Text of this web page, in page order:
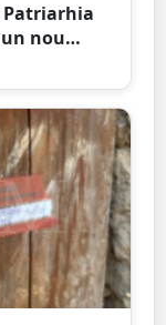
Patriarhia
nou